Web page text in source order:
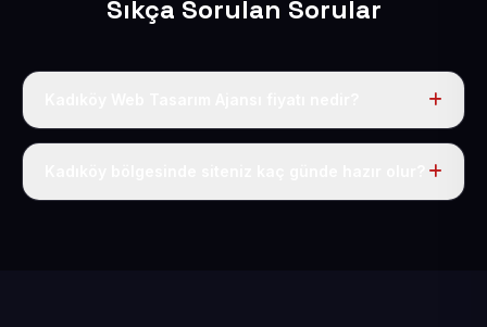
Sıkça Sorulan Sorular
Tek fiyat uygulanır: yıllık 50 USD + KDV. Bu bedele alan